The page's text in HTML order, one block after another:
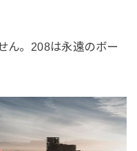
ん。208は永遠のボー